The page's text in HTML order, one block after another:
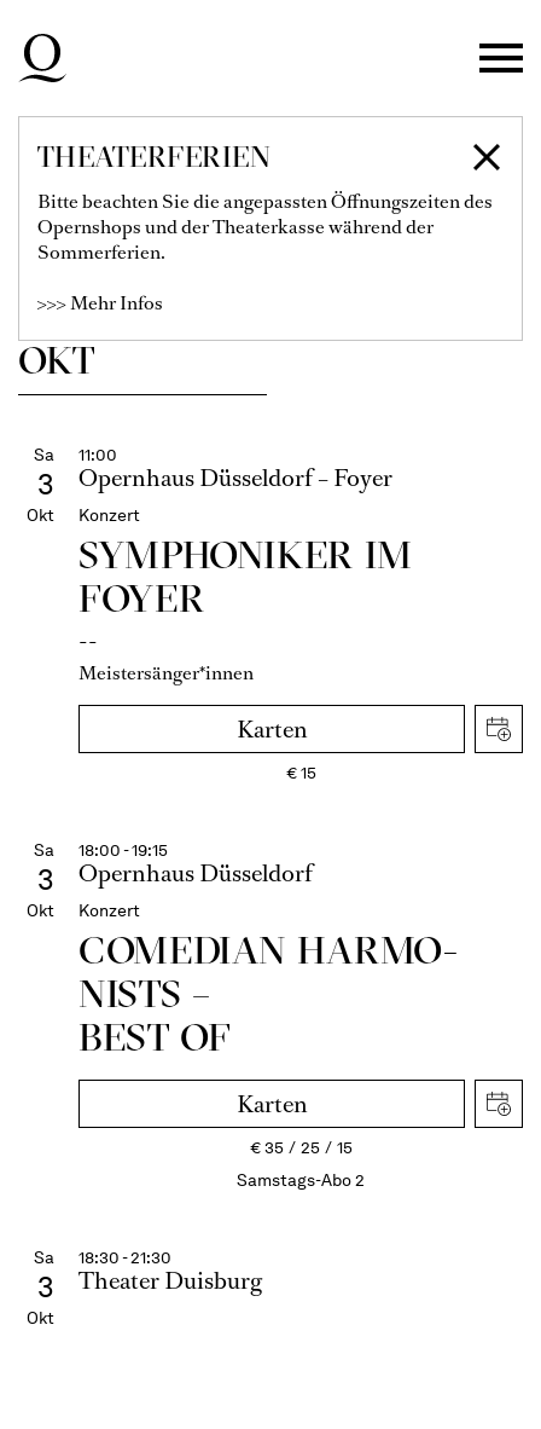
Zur Hauptnavigation springen
Zum Hauptinhalt springen
Zum Footer springen
THEATERFERIEN
Bitte beachten Sie die angepassten Öffnungszeiten des
Opernshops und der Theaterkasse während der
Sommerferien.
>>> Mehr Infos
Filter einblenden
BEST OF
Karten
€35 25
15
OKT
Sa
3
Okt
11:00
Opernhaus Düsseldorf – Foyer
Konzert
SYMPHONIKER IM
FOYER
--
Meistersänger*innen
Karten
€15
Sa
3
Okt
18:00 - 19:15
Opernhaus Düsseldorf
Konzert
COME­DIAN HARMO­
NISTS –
BEST OF
Karten
€35 25
15
Samstags-Abo 2
Sa
3
Okt
18:30 - 21:30
Theater Duisburg